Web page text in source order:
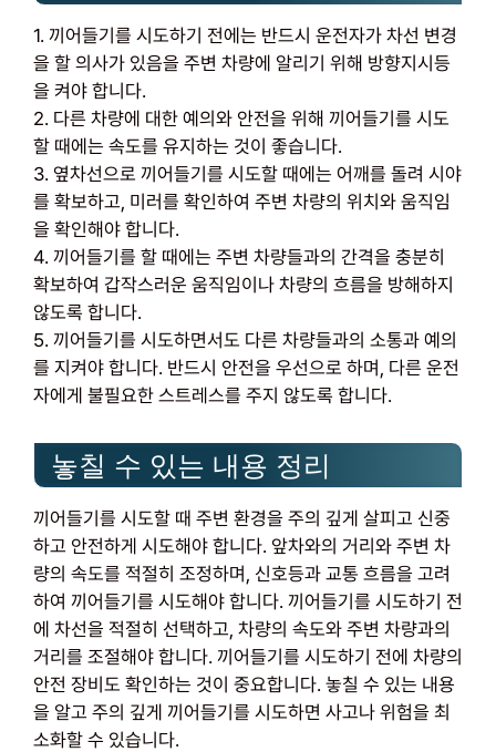
1. 끼어들기를 시도하기 전에는 반드시 운전자가 차선 변경
을 할 의사가 있음을 주변 차량에 알리기 위해 방향지시등
을 켜야 합니다.
2. 다른 차량에 대한 예의와 안전을 위해 끼어들기를 시도
할 때에는 속도를 유지하는 것이 좋습니다.
3. 옆차선으로 끼어들기를 시도할 때에는 어깨를 돌려 시야
를 확보하고, 미러를 확인하여 주변 차량의 위치와 움직임
을 확인해야 합니다.
4. 끼어들기를 할 때에는 주변 차량들과의 간격을 충분히
확보하여 갑작스러운 움직임이나 차량의 흐름을 방해하지
않도록 합니다.
5. 끼어들기를 시도하면서도 다른 차량들과의 소통과 예의
를 지켜야 합니다. 반드시 안전을 우선으로 하며, 다른 운전
자에게 불필요한 스트레스를 주지 않도록 합니다.
놓칠 수 있는 내용 정리
끼어들기를 시도할 때 주변 환경을 주의 깊게 살피고 신중
하고 안전하게 시도해야 합니다. 앞차와의 거리와 주변 차
량의 속도를 적절히 조정하며, 신호등과 교통 흐름을 고려
하여 끼어들기를 시도해야 합니다. 끼어들기를 시도하기 전
에 차선을 적절히 선택하고, 차량의 속도와 주변 차량과의
거리를 조절해야 합니다. 끼어들기를 시도하기 전에 차량의
안전 장비도 확인하는 것이 중요합니다. 놓칠 수 있는 내용
을 알고 주의 깊게 끼어들기를 시도하면 사고나 위험을 최
소화할 수 있습니다.